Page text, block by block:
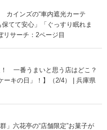
カインズの“車内遮光カーテ
てて安心」「ぐっすり眠れま
リサーチ：2ページ目
一番うまいと思う店はどこ？
ーキの日」！】（2/4） | 兵庫県
」六花亭の“店舗限定”お菓子が